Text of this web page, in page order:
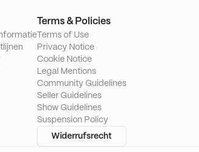
Terms & Policies
Terms of Use
Privacy Notice
Cookie Notice
Legal Mentions
Community Guidelines
Seller Guidelines
Show Guidelines
Suspension Policy
Widerrufsrecht